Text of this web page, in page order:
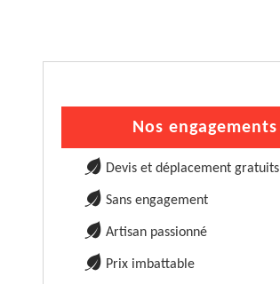
Nos engagements
Devis et déplacement gratuits
Sans engagement
Artisan passionné
Prix imbattable